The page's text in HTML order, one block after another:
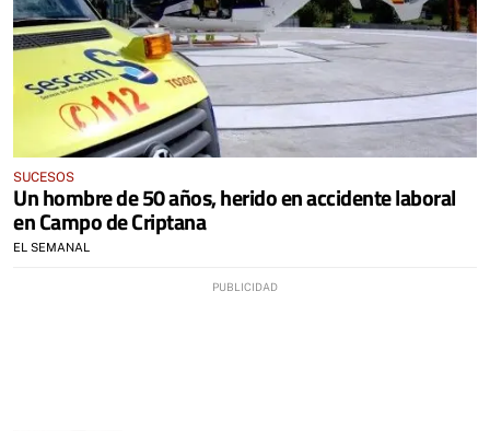
SUCESOS
Un hombre de 50 años, herido en accidente laboral
en Campo de Criptana
EL SEMANAL